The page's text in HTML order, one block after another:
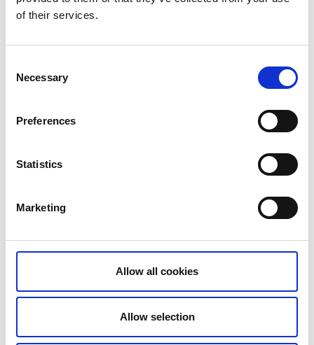
of their services.
Selection
Necessary
Preferences
Statistics
Marketing
Allow all cookies
Allow selection